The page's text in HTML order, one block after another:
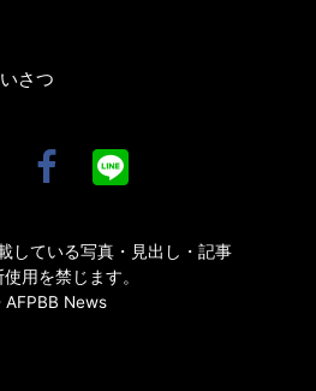
さつ
している写真・見出し・記事
用を禁じます。
News